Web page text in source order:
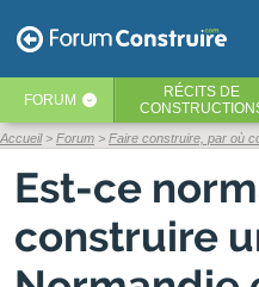
FORUM ‹ RÉCITS DE
Accueil Forum Faire construire, par où
Est-ce
construire